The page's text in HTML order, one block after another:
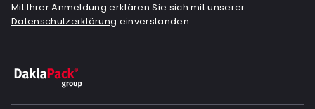
Mit Ihrer Anmeldung erklären Sie sich mit unserer
Datenschutzerklärung einverstanden.